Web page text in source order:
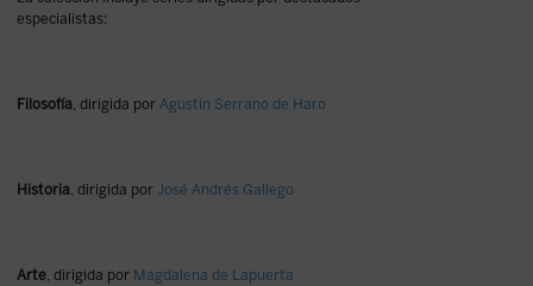
especialistas:
Filosofía, dirigida por Agustín Serrano de Haro
Historia, dirigida por José Andrés Gallego
Arte, dirigida por Magdalena de Lapuerta